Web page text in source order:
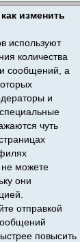
изменить
используют
количества
сообщений, а
и
чуть
можете
они
отправкой
повысить